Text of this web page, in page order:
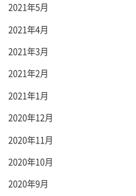
2021年5月
2021年4月
2021年3月
2021年2月
2021年1月
2020年12月
2020年11月
2020年10月
2020年9月